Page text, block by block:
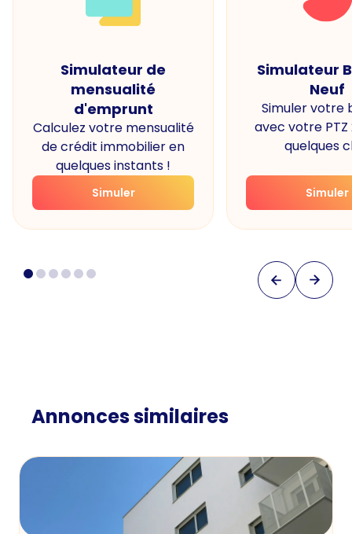
Simulateur de
mensualité
d'emprunt
Calculez votre mensualité
de crédit immobilier en
quelques instants !
Simuler
Simulateur
Neuf
Simuler votre
avec votre PTZ
quelques
Simuler
Annonces similaires